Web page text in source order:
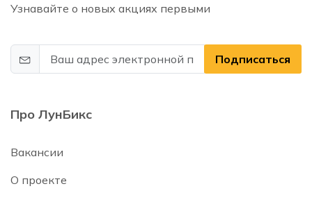
Узнавайте о новых акциях первыми
Подписаться
Про ЛунБикс
Вакансии
О проекте